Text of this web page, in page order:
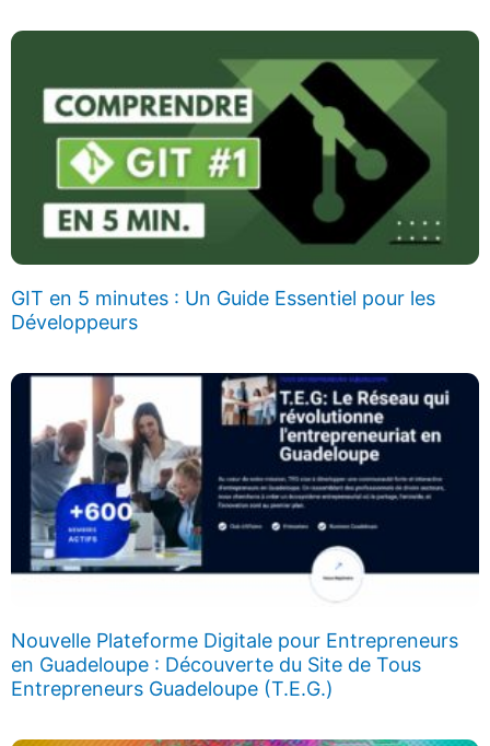
GIT en 5 minutes : Un Guide Essentiel pour les
Développeurs
Nouvelle Plateforme Digitale pour Entrepreneurs
en Guadeloupe : Découverte du Site de Tous
Entrepreneurs Guadeloupe (T.E.G.)